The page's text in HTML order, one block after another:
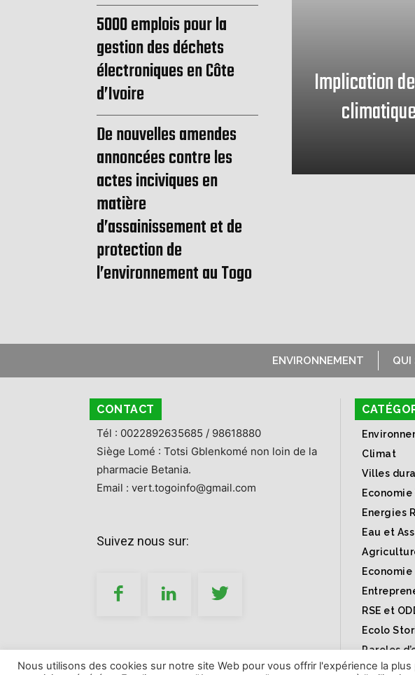
5000 emplois pour la
gestion des déchets
électroniques en Côte
d’Ivoire
De nouvelles amendes
annoncées contre les
actes inciviques en
matière
d’assainissement et de
protection de
l’environnement au Togo
Implication
ENVIRONNEMENT QUI
CONTACT
Tél : 0022892635685 / 98618880
Siège Lomé : Totsi Gblenkomé non loin de la
pharmacie Betania.
Email : vert.togoinfo@gmail.com
Suivez nous sur:
Climat
Villes
Economie
Energies
Eau et
Economie
RSE et
Ecolo
Paroles
Nous utilisons des cookies sur notre site Web pour vous offrir l'expérience la